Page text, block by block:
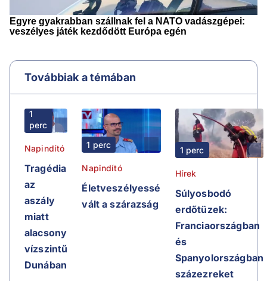
Továbbiak a témában
1
perc
Napindító
Tragédia
az
aszály
miatt
alacsony
vízszintű
Dunában
1 perc
Napindító
Életveszélyessé
vált a szárazság
1 perc
Hírek
Súlyosbodó
erdőtüzek:
Franciaországban
és
Spanyolországban
százezreket